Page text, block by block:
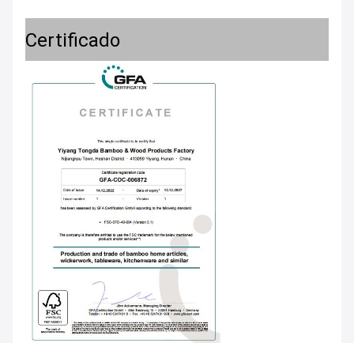
Certificado